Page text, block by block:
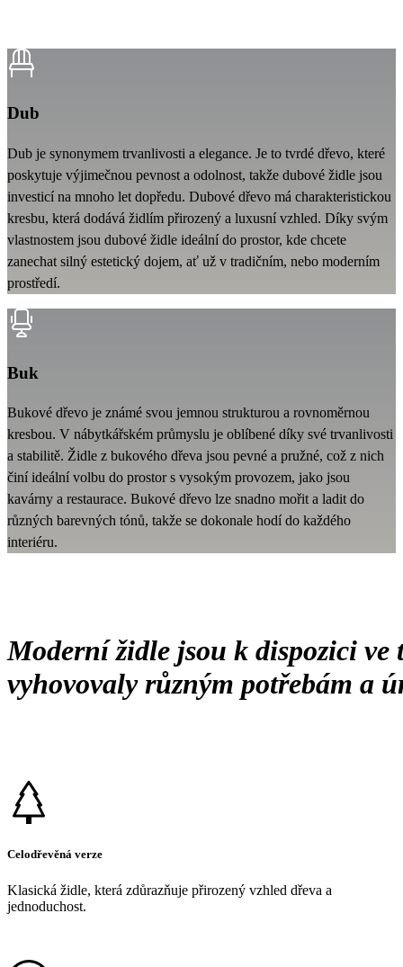
Dub
Dub je synonymem trvanlivosti a elegance. Je to tvrdé dřevo, které
poskytuje výjimečnou pevnost a odolnost, takže dubové židle jsou
investicí na mnoho let dopředu. Dubové dřevo má charakteristickou
kresbu, která dodává židlím přirozený a luxusní vzhled. Díky svým
vlastnostem jsou dubové židle ideální do prostor, kde chcete
zanechat silný estetický dojem, ať už v tradičním, nebo moderním
prostředí.
Buk
Bukové dřevo je známé svou jemnou strukturou a rovnoměrnou
kresbou. V nábytkářském průmyslu je oblíbené díky své trvanlivosti
a stabilitě. Židle z bukového dřeva jsou pevné a pružné, což z nich
činí ideální volbu do prostor s vysokým provozem, jako jsou
kavárny a restaurace. Bukové dřevo lze snadno mořit a ladit do
různých barevných tónů, takže se dokonale hodí do každého
interiéru.
Moderní židle jsou k dispozici
vyhovovaly různým potřebám a
Celodřevěná verze
Klasická židle, která zdůrazňuje přirozený vzhled dřeva a
jednoduchost.